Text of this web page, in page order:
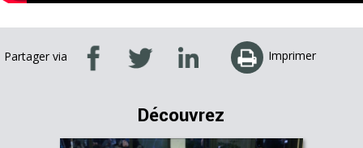
Partager via Imprimer
Découvrez